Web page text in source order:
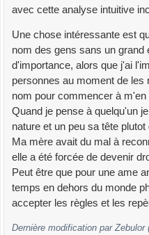
avec cette analyse intuitive
Une chose intéressante est
nom des gens sans un
d'importance, alors que j'ai
personnes au moment de les
nom pour commencer à m'en
Quand je pense à quelqu'un
nature et un peu sa tête
Ma mère avait du mal à
elle a été forcée de devenir
Peut être que pour une ame
temps en dehors du monde
accepter les règles et les
Dernière modification par Zebulor